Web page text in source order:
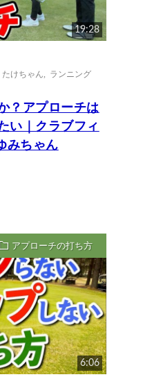
19:28
けちゃん
ランニング
？アプローチは
い｜クラブフィ
みちゃん
アプローチの打ち方
6:06